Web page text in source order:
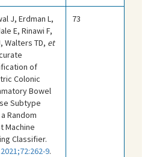
J, Erdman L,
E, Rinawi F,
Walters TD, et
of
Colonic
Bowel
Subtype
Random
Machine
Classifier.
9.
73